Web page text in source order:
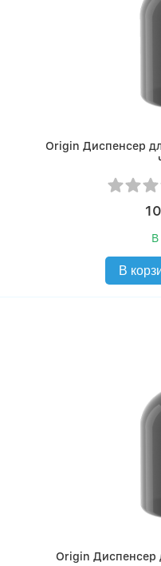
Origin Диспенсер
В
В
Origin